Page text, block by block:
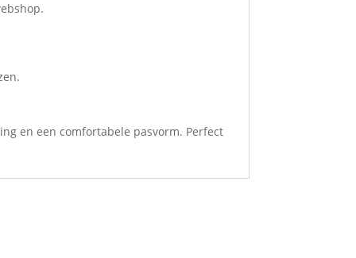
en een comfortabele pasvorm. Perfect